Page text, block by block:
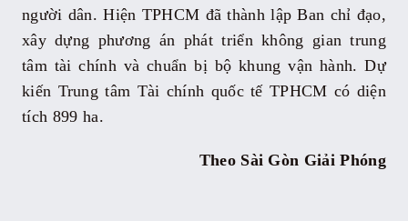
người dân. Hiện TPHCM đã thành lập Ban chỉ đạo,
xây dựng phương án phát triển không gian trung
tâm tài chính và chuẩn bị bộ khung vận hành. Dự
kiến Trung tâm Tài chính quốc tế TPHCM có diện
tích 899 ha.
Theo Sài Gòn Giải Phóng